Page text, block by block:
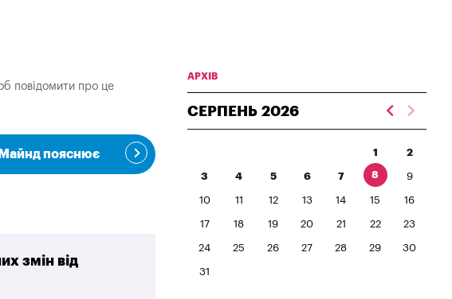
повідомити про це
пояснює
змін від
АРХІВ
СЕРПЕНЬ 2026
1 2
3 4 5 6 7 8 9
10 11 12 13 14 15 16
17 18 19 20 21 22 23
24 25 26 27 28 29 30
31